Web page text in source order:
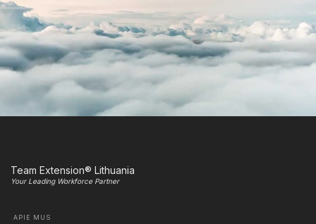
Team Extension® Lithuania
Your Leading Workforce Partner
APIE MUS